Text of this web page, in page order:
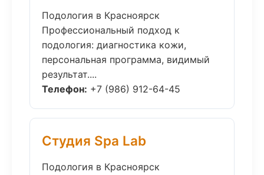
Подология в Красноярск
Профессиональный подход к
подология: диагностика кожи,
персональная программа, видимый
результат....
Телефон: +7 (986) 912-64-45
Студия Spa Lab
Подология в Красноярск